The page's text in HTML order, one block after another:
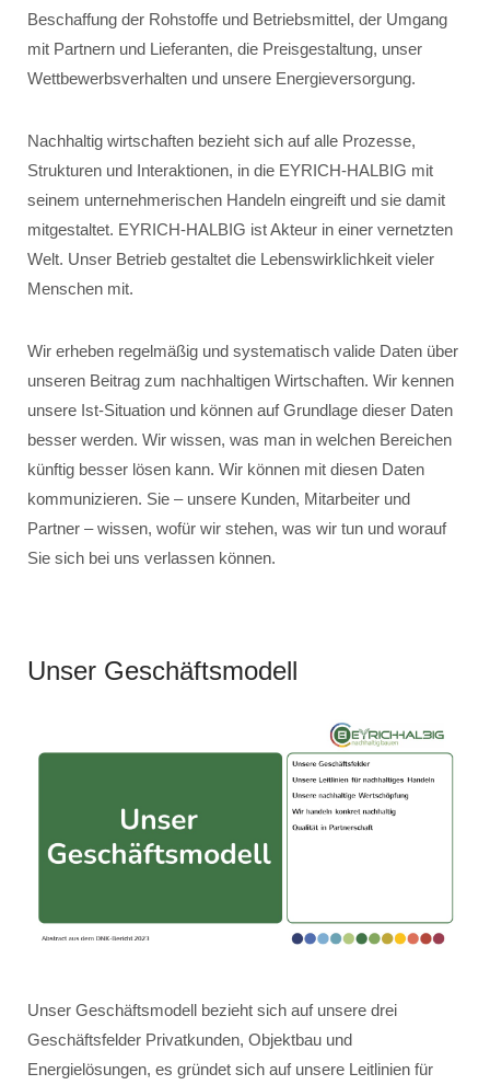
Beschaffung der Rohstoffe und Betriebsmittel, der Umgang
mit Partnern und Lieferanten, die Preisgestaltung, unser
Wettbewerbsverhalten und unsere Energieversorgung.
Nachhaltig wirtschaften bezieht sich auf alle Prozesse,
Strukturen und Interaktionen, in die EYRICH-HALBIG mit
seinem unternehmerischen Handeln eingreift und sie damit
mitgestaltet. EYRICH-HALBIG ist Akteur in einer vernetzten
Welt. Unser Betrieb gestaltet die Lebenswirklichkeit vieler
Menschen mit.
Wir erheben regelmäßig und systematisch valide Daten über
unseren Beitrag zum nachhaltigen Wirtschaften. Wir kennen
unsere Ist-Situation und können auf Grundlage dieser Daten
besser werden. Wir wissen, was man in welchen Bereichen
künftig besser lösen kann. Wir können mit diesen Daten
kommunizieren. Sie – unsere Kunden, Mitarbeiter und
Partner – wissen, wofür wir stehen, was wir tun und worauf
Sie sich bei uns verlassen können.
Unser Geschäftsmodell
Unser Geschäftsmodell bezieht sich auf unsere drei
Geschäftsfelder Privatkunden, Objektbau und
Energielösungen, es gründet sich auf unsere Leitlinien für